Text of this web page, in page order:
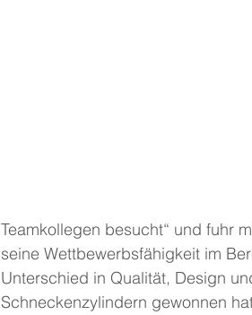
Teamkollegen besucht“ und fuhr
seine Wettbewerbsfähigkeit im
Unterschied in Qualität, Design
Schneckenzylindern gewonnen